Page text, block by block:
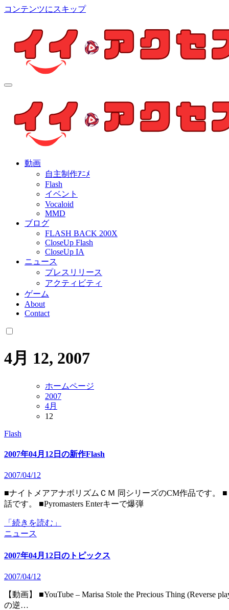
コンテンツにスキップ
個人制作アニメを中心とした動画紹介ブログ
動画
自主制作ｱﾆﾒ
Flash
イベント
Vocaloid
MMD
ブログ
FLASH BACK 200X
CloseUp Flash
CloseUp IA
ニュース
プレスリリース
アクティビティ
ゲーム
About
Contact
4月 12, 2007
ホームページ
2007
4月
12
Flash
2007年04月12日の新作Flash
2007/04/12
■ナイトメアアナボリズムＣＭ 同シリーズのCM作品です。 ■うらこま27 部の良いところを探す高橋君のシリーズ第27
話です。 ■Pyromasters Enterキーで爆弾
「続きを読む」
ニュース
2007年04月12日のトピックス
2007/04/12
【動画】 ■YouTube – Marisa Stole the Precious Thing (Reverse play soramimi) 「魔理沙は大変なものを盗んでいきました」
の逆…